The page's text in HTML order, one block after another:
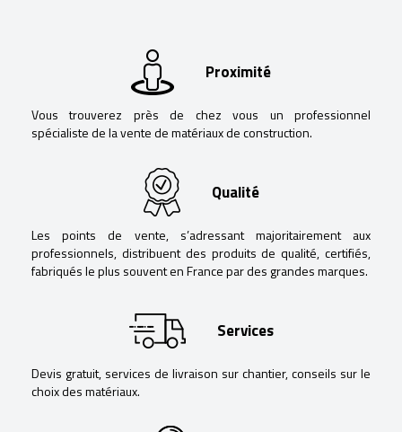
Proximité
Vous trouverez près de chez vous un professionnel
spécialiste de la vente de matériaux de construction.
Qualité
Les points de vente, s’adressant majoritairement aux
professionnels, distribuent des produits de qualité, certifiés,
fabriqués le plus souvent en France par des grandes marques.
Services
Devis gratuit, services de livraison sur chantier, conseils sur le
choix des matériaux.